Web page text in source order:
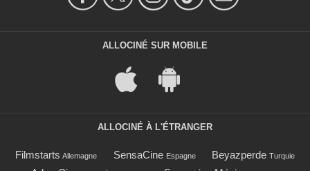
ALLOCINÉ SUR MOBILE
ALLOCINÉ À L'ÉTRANGER
Filmstarts Allemagne SensaCine Espagne Beyazperde Turquie